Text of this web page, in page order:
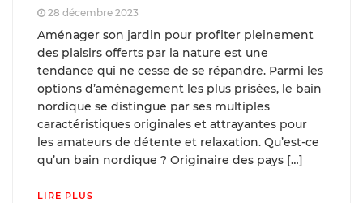
28 décembre 2023
Aménager son jardin pour profiter pleinement
des plaisirs offerts par la nature est une
tendance qui ne cesse de se répandre. Parmi les
options d’aménagement les plus prisées, le bain
nordique se distingue par ses multiples
caractéristiques originales et attrayantes pour
les amateurs de détente et relaxation. Qu’est-ce
qu’un bain nordique ? Originaire des pays […]
LIRE PLUS